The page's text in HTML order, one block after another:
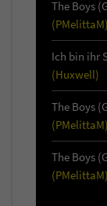
The Boys
(PMelittaM)
(Huxwell)
The Boys
(PMelittaM)
The Boys
(PMelittaM)